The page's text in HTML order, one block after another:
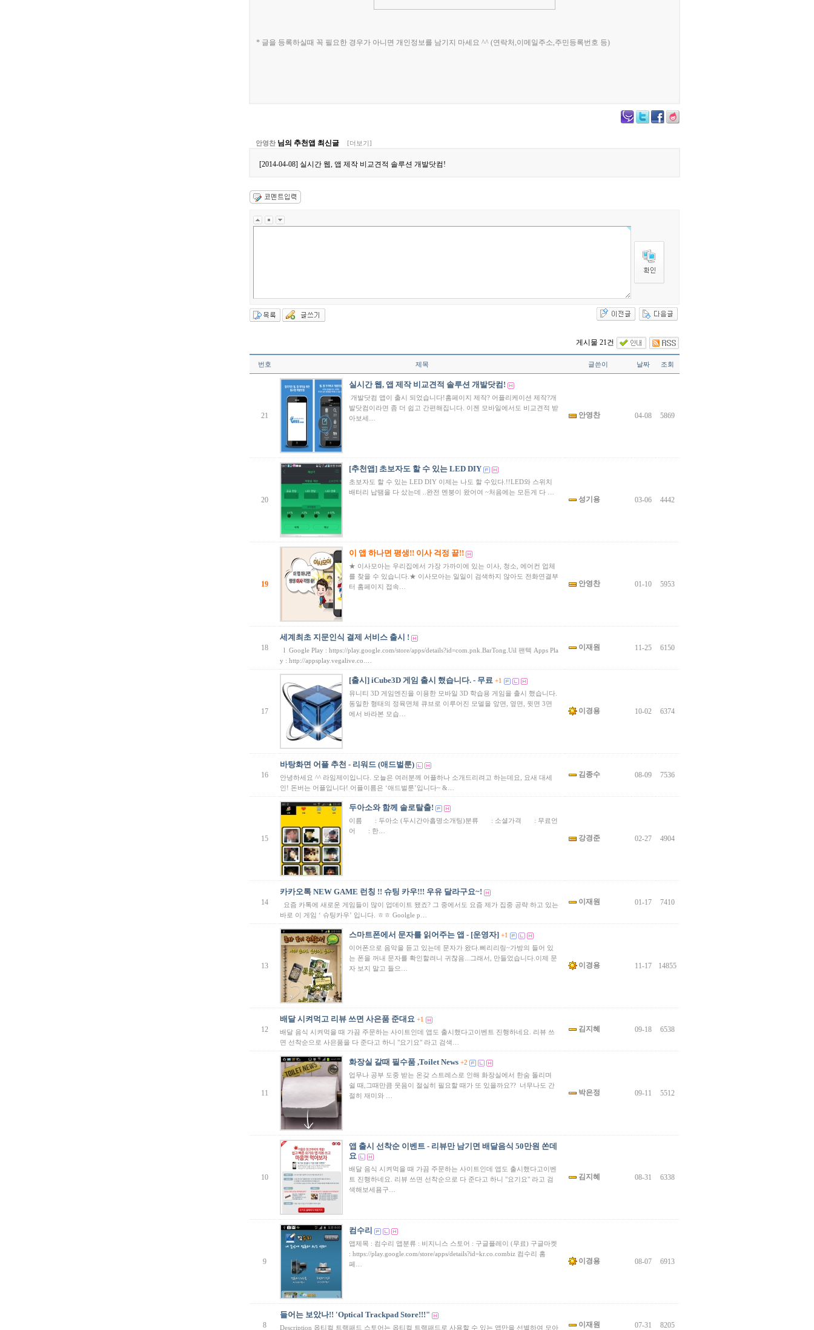
* 글을 등록하실때 꼭 필요한 경우가 아니면 개인정보를 남기지 마세요 ^^ (연락처,이메일주소,주민등록번호 등)
안영찬 님의 추천앱 최신글 [더보기]
[2014-04-08] 실시간 웹, 앱 제작 비교견적 솔루션 개발닷컴!
게시물 21건
번호 제목 글쓴이 날짜 조회
21
실시간 웹, 앱 제작 비교견적 솔루션 개발닷컴!
개발닷컴 앱이 출시 되었습니다!홈페이지 제작? 어플리케이션 제작?개
발닷컴이라면 좀 더 쉽고 간편해집니다. 이젠 모바일에서도 비교견적 받
아보세…
안영찬 04-08 5869
20
[추천앱] 초보자도 할 수 있는 LED DIY
초보자도 할 수 있는 LED DIY 이제는 나도 할 수있다.!!LED와 스위치
배터리 납땜을 다 샀는데 ..완전 멘붕이 왔어여 ~처음에는 모든게 다 …
성기용 03-06 4442
19
이 앱 하나면 평생!! 이사 걱정 끝!!
★ 이사모아는 우리집에서 가장 가까이에 있는 이사, 청소, 에어컨 업체
를 찾을 수 있습니다.★ 이사모아는 일일이 검색하지 않아도 전화연결부
터 홈페이지 접속…
안영찬 01-10 5953
18
세계최초 지문인식 결제 서비스 출시 !
l Google Play : https://play.google.com/store/apps/details?id=com.pnk.BarTong.Uil 팬텍 Apps Pla
y : http://appsplay.vegalive.co.…
이재원 11-25 6150
17
[출시] iCube3D 게임 출시 했습니다. - 무료 +1
유니티 3D 게임엔진을 이용한 모바일 3D 학습용 게임을 출시 했습니다.
동일한 형태의 정육면체 큐브로 이루어진 모델을 앞면, 옆면, 윗면 3면
에서 바라본 모습…
이경용 10-02 6374
16
바탕화면 어플 추천 - 리워드 (애드벌룬)
안녕하세요 ^^ 라임제이입니다. 오늘은 여러분께 어플하나 소개드리려고 하는데요, 요새 대세
인! 돈버는 어플입니다! 어플이름은 ‘애드벌룬’입니다~ &…
김종수 08-09 7536
15
두아소와 함께 솔로탈출!
이름 : 두아소 (두시간아홉명소개팅)분류 : 소셜가격 : 무료언
어 : 한…
강경준 02-27 4904
14
카카오톡 NEW GAME 런칭 !! 슈팅 카우!!! 우유 달라구요~!
요즘 카톡에 새로운 게임들이 많이 업데이트 됐죠? 그 중에서도 요즘 제가 집중 공략 하고 있는
바로 이 게임 ‘ 슈팅카우’ 입니다. ㅎㅎ Goolgle p…
이재원 01-17 7410
13
스마트폰에서 문자를 읽어주는 앱 - [운영자] +1
이어폰으로 음악을 듣고 있는데 문자가 왔다.삐리리링~가방의 들어 있
는 폰을 꺼내 문자를 확인할려니 귀찮음...그래서, 만들었습니다.이제 문
자 보지 말고 들으…
이경용 11-17 14855
12
배달 시켜먹고 리뷰 쓰면 사은품 준대요 +1
배달 음식 시켜먹을 때 가끔 주문하는 사이트인데 앱도 출시했다고이벤트 진행하네요. 리뷰 쓰
면 선착순으로 사은품을 다 준다고 하니 "요기요" 라고 검색…
김지혜 09-18 6538
11
화장실 갈때 필수품 ,Toilet News +2
업무나 공부 도중 받는 온갖 스트레스로 인해 화장실에서 한숨 돌리며
쉴 때,그때만큼 웃음이 절실히 필요할 때가 또 있을까요?? 너무나도 간
절히 재미와 …
박은정 09-11 5512
10
앱 출시 선착순 이벤트 - 리뷰만 남기면 배달음식 50만원 쏜데
요
배달 음식 시켜먹을 때 가끔 주문하는 사이트인데 앱도 출시했다고이벤
트 진행하네요. 리뷰 쓰면 선착순으로 다 준다고 하니 "요기요" 라고 검
색해보세욤구…
김지혜 08-31 6338
9
컴수리
앱제목 : 컴수리 앱분류 : 비지니스 스토어 : 구글플레이 (무료) 구글마켓
: https://play.google.com/store/apps/details?id=kr.co.combiz 컴수리 홈
페…
이경용 08-07 6913
8
들어는 보았나!! 'Optical Trackpad Store!!!"
Description 옵티컬 트랙패드 스토어는 옵티컬 트랙패드로 사용할 수 있는 앱만을 선별하여 모아 이재원 07-31 8205